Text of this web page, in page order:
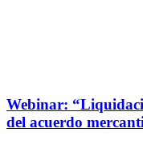
Webinar:
del acuerdo